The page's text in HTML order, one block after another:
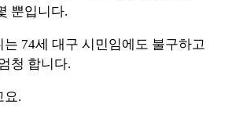
뿐입니다.
74세 대구 시민임에도 불구하고
청 합니다.
요.